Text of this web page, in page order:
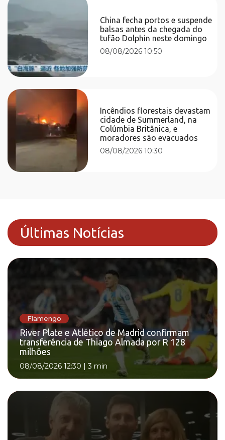
China fecha portos e suspende
balsas antes da chegada do
tufão Dolphin neste domingo
08/08/2026 10:50
Incêndios florestais devastam
cidade de Summerland, na
Colúmbia Britânica, e
moradores são evacuados
08/08/2026 10:30
Últimas Notícias
Flamengo
River Plate e Atlético de Madrid confirmam
transferência de Thiago Almada por R 128
milhões
08/08/2026 12:30 |3 min